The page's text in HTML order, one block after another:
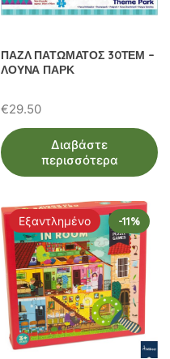
ΠΑΖΛ ΠΑΤΩΜΑΤΟΣ 30ΤΕΜ –
ΛΟΥΝΑ ΠΑΡΚ
€29.50
Διαβάστε
περισσότερα
Εξαντλημένο -11%